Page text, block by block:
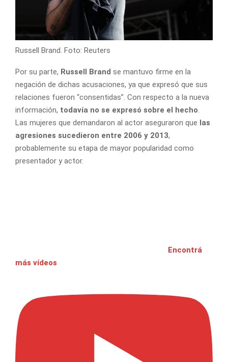
Russell Brand. Foto: Reuters
Por su parte, Russell Brand se mantuvo firme en la
negación de dichas acusaciones, ya que expresó que sus
relaciones fueron “consentidas”. Con respecto a la nueva
información, todavía no se expresó sobre el hecho.
Las mujeres que demandaron al actor aseguraron que las
agresiones sucedieron entre 2006 y 2013,
probablemente su etapa de mayor popularidad como
presentador y actor.
Encontrá
más vídeos